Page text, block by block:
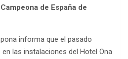
de España de
informa que el pasado
las instalaciones del Hotel Ona